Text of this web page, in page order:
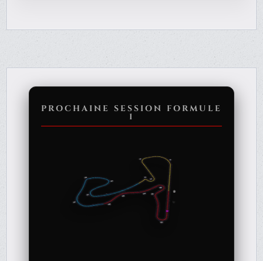
PROCHAINE SESSION FORMULE
1